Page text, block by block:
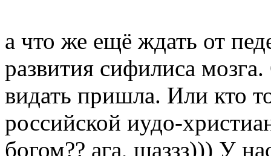
а что же ещё ждать от
развития сифилиса
видать пришла. Или кто
российской иудо-
богом?? ага, щаззз))) У